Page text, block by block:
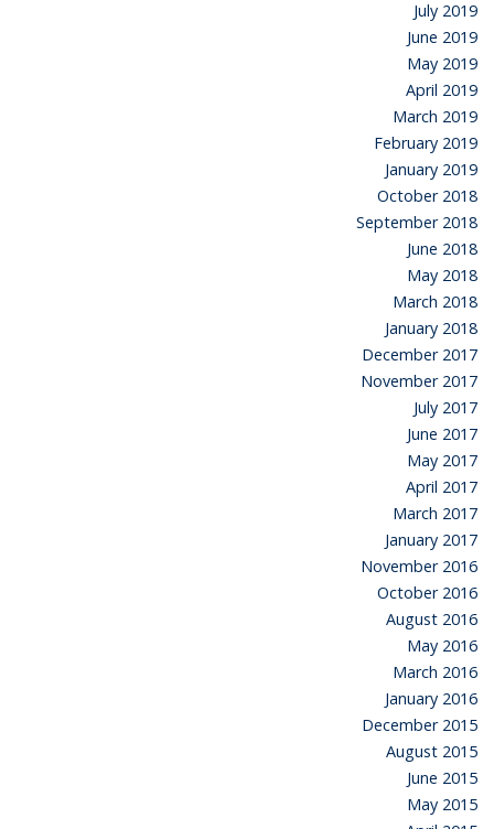
July 2019
June 2019
May 2019
April 2019
March 2019
February 2019
January 2019
October 2018
September 2018
June 2018
May 2018
March 2018
January 2018
December 2017
November 2017
July 2017
June 2017
May 2017
April 2017
March 2017
January 2017
November 2016
October 2016
August 2016
May 2016
March 2016
January 2016
December 2015
August 2015
June 2015
May 2015